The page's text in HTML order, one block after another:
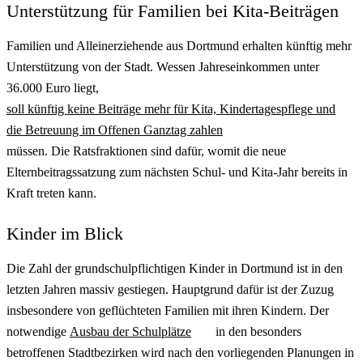
Unterstützung für Familien bei Kita-Beiträgen
Familien und Alleinerziehende aus Dortmund erhalten künftig mehr
Unterstützung von der Stadt. Wessen Jahreseinkommen unter
36.000 Euro liegt,
soll künftig keine Beiträge mehr für Kita, Kindertagespflege und
die Betreuung im Offenen Ganztag zahlen
müssen. Die Ratsfraktionen sind dafür, womit die neue
Elternbeitragssatzung zum nächsten Schul- und Kita-Jahr bereits in
Kraft treten kann.
Kinder im Blick
Die Zahl der grundschulpflichtigen Kinder in Dortmund ist in den
letzten Jahren massiv gestiegen. Hauptgrund dafür ist der Zuzug
insbesondere von geflüchteten Familien mit ihren Kindern. Der
notwendige Ausbau der Schulplätze
in den besonders
betroffenen Stadtbezirken wird nach den vorliegenden Planungen in